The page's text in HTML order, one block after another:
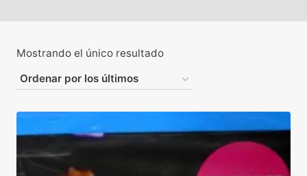
Mostrando el único resultado